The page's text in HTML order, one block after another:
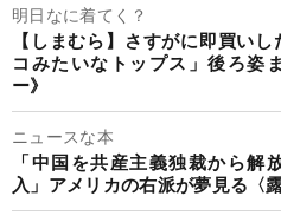
明日なに着てく？
【しまむら】さすがに即買い
コみたいなトップス」後ろ姿
ー》
ニュースな本
「中国を共産主義独裁から
入」アメリカの右派が夢見る〈